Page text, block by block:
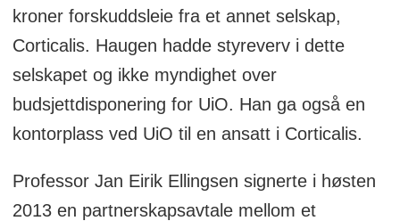
kroner forskuddsleie fra et annet selskap,
Corticalis. Haugen hadde styreverv i dette
selskapet og ikke myndighet over
budsjettdisponering for UiO. Han ga også en
kontorplass ved UiO til en ansatt i Corticalis.
Professor Jan Eirik Ellingsen signerte i høsten
2013 en partnerskapsavtale mellom et